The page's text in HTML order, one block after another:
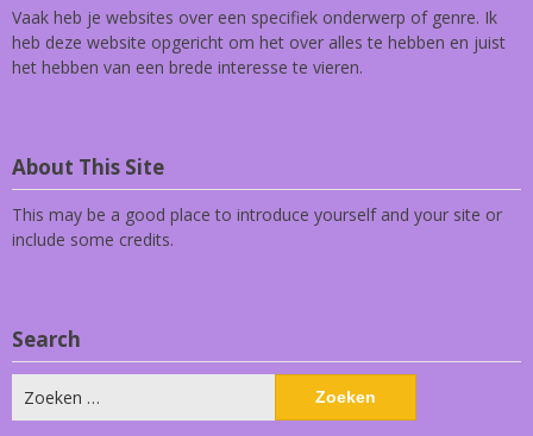
Vaak heb je websites over een specifiek onderwerp of genre. Ik
heb deze website opgericht om het over alles te hebben en juist
het hebben van een brede interesse te vieren.
About This Site
This may be a good place to introduce yourself and your site or
include some credits.
Search
naar: